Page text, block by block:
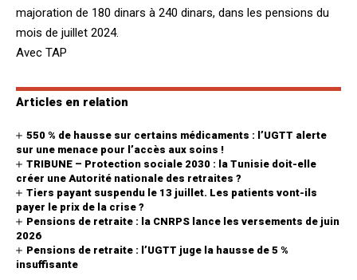
majoration de 180 dinars à 240 dinars, dans les pensions du
mois de juillet 2024.
Avec TAP
Articles en relation
550 % de hausse sur certains médicaments : l’UGTT alerte
sur une menace pour l’accès aux soins !
TRIBUNE – Protection sociale 2030 : la Tunisie doit-elle
créer une Autorité nationale des retraites ?
Tiers payant suspendu le 13 juillet. Les patients vont-ils
payer le prix de la crise ?
Pensions de retraite : la CNRPS lance les versements de juin
2026
Pensions de retraite : l’UGTT juge la hausse de 5 %
insuffisante